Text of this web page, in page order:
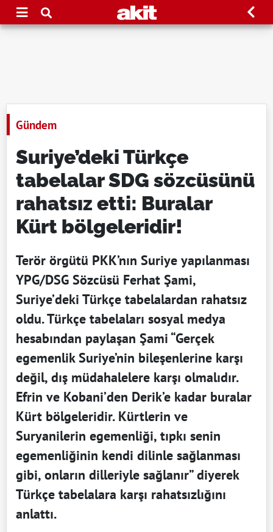
Gündem
Suriye’deki Türkçe
tabelalar SDG sözcüsünü
rahatsız etti: Buralar
Kürt bölgeleridir!
Terör örgütü PKK’nın Suriye yapılanması
YPG/DSG Sözcüsü Ferhat Şami,
Suriye’deki Türkçe tabelalardan rahatsız
oldu. Türkçe tabelaları sosyal medya
hesabından paylaşan Şami “Gerçek
egemenlik Suriye’nin bileşenlerine karşı
değil, dış müdahalelere karşı olmalıdır.
Efrin ve Kobani’den Derik’e kadar buralar
Kürt bölgeleridir. Kürtlerin ve
Suryanilerin egemenliği, tıpkı senin
egemenliğinin kendi dilinle sağlanması
gibi, onların dilleriyle sağlanır” diyerek
Türkçe tabelalara karşı rahatsızlığını
anlattı.